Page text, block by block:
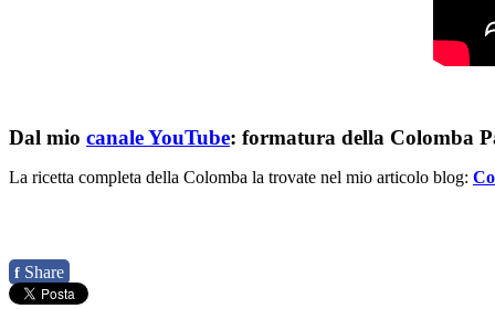
Dal mio canale YouTube: formatura della Colomba
La ricetta completa della Colomba la trovate nel mio articolo blog:
f Share